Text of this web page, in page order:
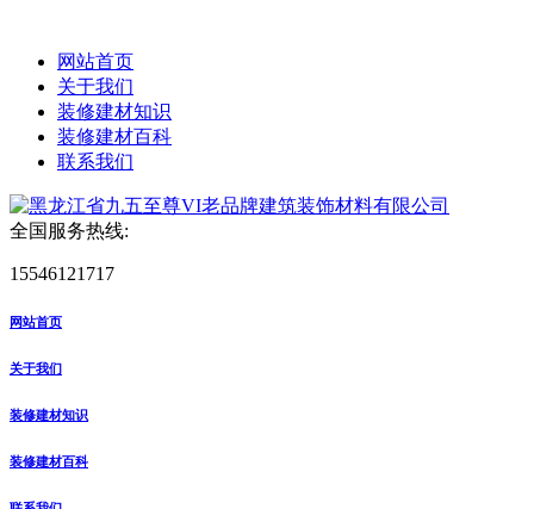
网站首页
关于我们
装修建材知识
装修建材百科
联系我们
全国服务热线:
15546121717
网站首页
关于我们
装修建材知识
装修建材百科